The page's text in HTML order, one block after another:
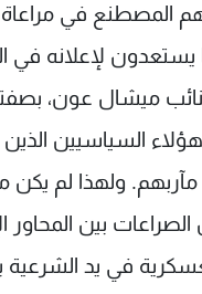
المصطنع في
يستعدون لإعلانه في
ميشال عون،
السياسيين
ولهذا لم يكن
الصراعات بين
في يد